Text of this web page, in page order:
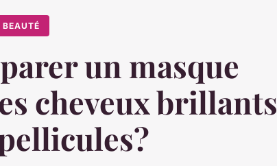
BEAUTÉ
un masque
cheveux brillants